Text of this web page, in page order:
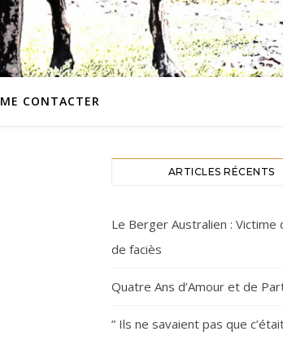
ME CONTACTER
ARTICLES RÉCENTS
Le Berger Australien : Victime
de faciès
Quatre Ans d’Amour et de
” Ils ne savaient pas que